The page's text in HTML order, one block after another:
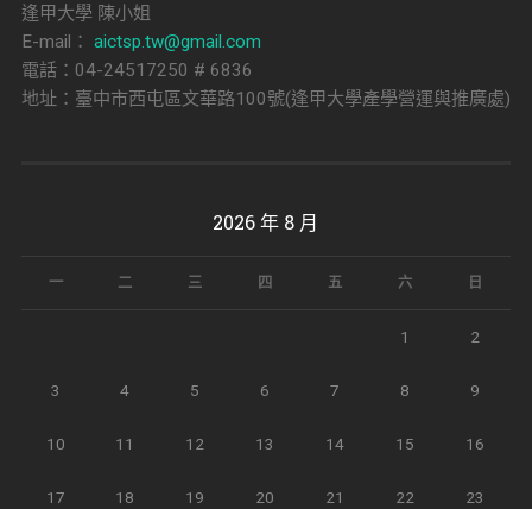
逢甲大學 陳小姐
E-mail： aictsp.tw@gmail.com
電話：04-24517250 # 6836
地址：臺中市西屯區文華路100號(逢甲大學產學營運與推廣處)
2026 年 8 月
一 二 三 四 五 六 日
1 2
3 4 5 6 7 8 9
10 11 12 13 14 15 16
17 18 19 20 21 22 23